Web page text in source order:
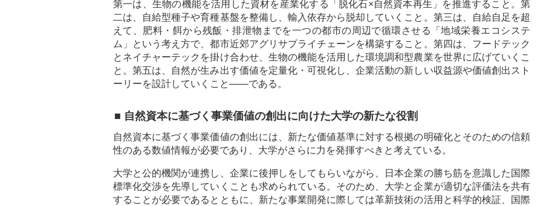
第一は、生物の機能を活用した資材を産業化する「脱化石×自然資本再生」を推進すること。第
二は、自給型種子や育種基盤を整備し、輸入依存から脱却していくこと。第三は、自給自足を超
えて、肥料・餌から残飯・排泄物までを一つの都市の周辺で循環させる「地域栄養エコシステ
ム」という考え方で、都市近郊アグリサプライチェーンを構築すること。第四は、フードテック
とネイチャーテックを掛け合わせ、生物の機能を活用した環境調和型農業を世界に広げていくこ
と。第五は、自然が生み出す価値を定量化・可視化し、企業活動の新しい収益源や価値創出スト
ーリーを設計していくこと――である。
■ 自然資本に基づく事業価値の創出に向けた大学の新たな役割
自然資本に基づく事業価値の創出には、新たな価値基準に対する根拠の明確化とそのための信頼
性のある数値情報が必要であり、大学がさらに力を発揮すべきと考えている。
大学と公的機関が連携し、企業に後押しをしてもらいながら、日本企業の勝ち筋を意識した国際
標準化交渉を先導していくことも求められている。そのため、大学と企業が適切な評価法を共有
することが必要であるとともに、新たな事業開発に際しては革新技術の活用と科学的検証、国際